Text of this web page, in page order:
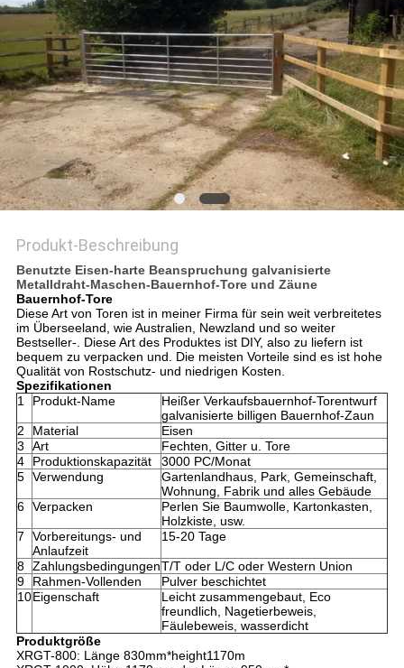
DATENSCHUTZRICHTLINIE
Produkt-Beschreibung
Benutzte Eisen-harte Beanspruchung galvanisierte
Metalldraht-Maschen-Bauernhof-Tore und Zäune
Bauernhof-Tore
Diese Art von Toren ist in meiner Firma für sein weit verbreitetes
im Überseeland, wie Australien, Newzland und so weiter
Bestseller-. Diese Art des Produktes ist DIY, also zu liefern ist
bequem zu verpacken und. Die meisten Vorteile sind es ist hohe
Qualität von Rostschutz- und niedrigen Kosten.
Spezifikationen
1
Produkt-Name
Heißer Verkaufsbauernhof-Torentwurf
galvanisierte billigen Bauernhof-Zaun
2
Material
Eisen
3
Art
Fechten, Gitter u. Tore
4
Produktionskapazität
3000 PC/Monat
5 Verwendung
Gartenlandhaus, Park, Gemeinschaft,
Wohnung, Fabrik und alles Gebäude
6 Verpacken
Perlen Sie Baumwolle, Kartonkasten,
Holzkiste, usw.
7
Vorbereitungs- und
Anlaufzeit
15-20 Tage
8 ZahlungsbedingungenT/T oder L/C oder Western Union
9
Rahmen-Vollenden
Pulver beschichtet
10Eigenschaft
Leicht zusammengebaut, Eco
freundlich, Nagetierbeweis,
Fäulebeweis, wasserdicht
Produktgröße
XRGT-800: Länge 830mm*height1170m